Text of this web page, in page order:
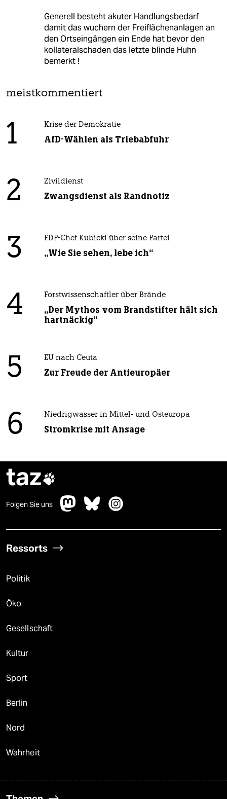
Generell besteht akuter Handlungsbedarf
damit das wuchern der Freiflächenanlagen an
den Ortseingängen ein Ende hat bevor den
kollateralschaden das letzte blinde Huhn
bemerkt !
meistkommentiert
1 Krise der Demokratie
AfD-Wählen als Triebabfuhr
2 Zivildienst
Zwangsdienst als Randnotiz
3 FDP-Chef Kubicki über seine Partei
„Wie Sie sehen, lebe ich“
4 Forstwissenschaftler über Brände
„Der Mythos vom Brandstifter hält sich
hartnäckig“
5 EU nach Ceuta
Zur Freude der Antieuropäer
6 Niedrigwasser in Mittel- und Osteuropa
Stromkrise mit Ansage
taz
Folgen Sie uns
Ressorts
Politik
Öko
Gesellschaft
Kultur
Sport
Berlin
Nord
Wahrheit